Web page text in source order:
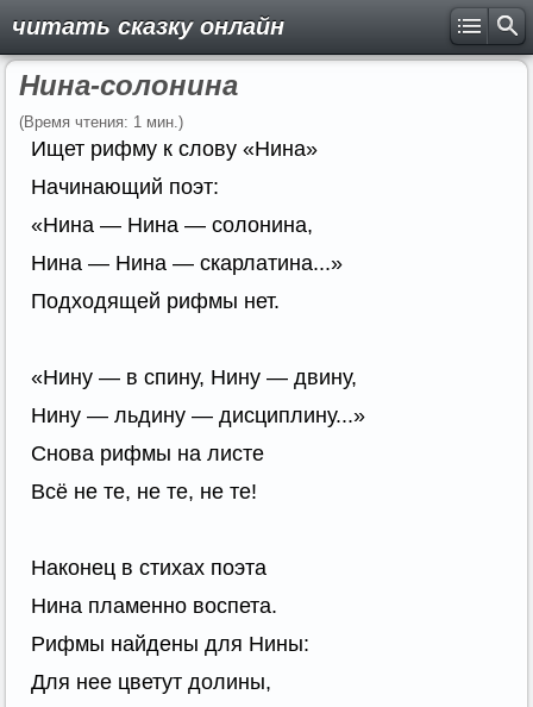
читать сказку онлайн
Нина-солонина
(Время чтения: 1 мин.)
Ищет рифму к слову «Нина»
Начинающий поэт:
«Нина — Нина — солонина,
Нина — Нина — скарлатина...»
Подходящей рифмы нет.
«Нину — в спину, Нину — двину,
Нину — льдину — дисциплину...»
Снова рифмы на листе
Всё не те, не те, не те!
Наконец в стихах поэта
Нина пламенно воспета.
Рифмы найдены для Нины:
Для нее цветут долины,